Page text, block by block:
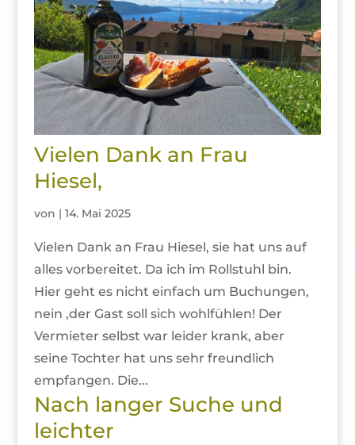
Vielen Dank an Frau
Hiesel,
von | 14. Mai 2025
Vielen Dank an Frau Hiesel, sie hat uns auf
alles vorbereitet. Da ich im Rollstuhl bin.
Hier geht es nicht einfach um Buchungen,
nein ,der Gast soll sich wohlfühlen! Der
Vermieter selbst war leider krank, aber
seine Tochter hat uns sehr freundlich
empfangen. Die...
Nach langer Suche und
leichter